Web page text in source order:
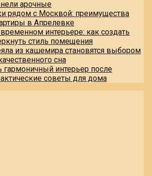
арочные
рядом с Москвой: преимущества
в Апрелевке
интерьере: как создать
стиль помещения
из кашемира становятся выбором
сна
гармоничный интерьер после
советы для дома